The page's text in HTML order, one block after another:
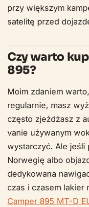
przy większym
satelitę przed
Czy warto
895?
Moim zdaniem
regularnie, masz
często zjeżdżasz z
vanie używanym
wystarczyć. Ale jeśli
Norwegię albo
dedykowana
czas i czasem lakier
Camper 895 MT-D